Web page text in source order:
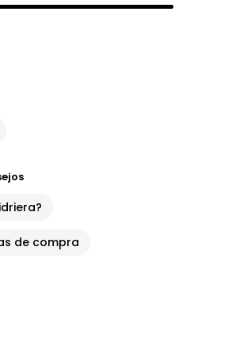
de compra